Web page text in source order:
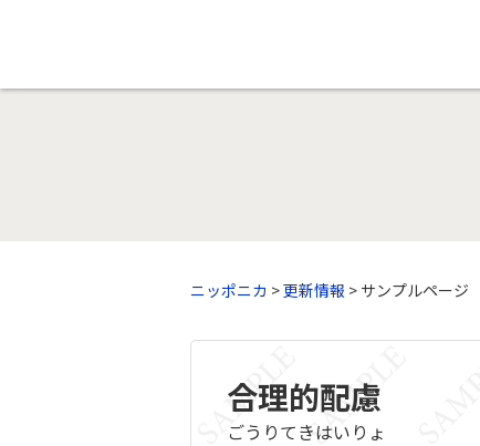
ニッポニカ >更新情報 > サンプルページ
合理的配慮
ごうりてきはいりょ